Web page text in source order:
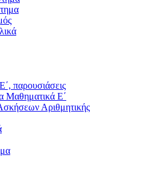
παρουσιάσεις
Μαθηματικά Ε΄
Αριθμητικής